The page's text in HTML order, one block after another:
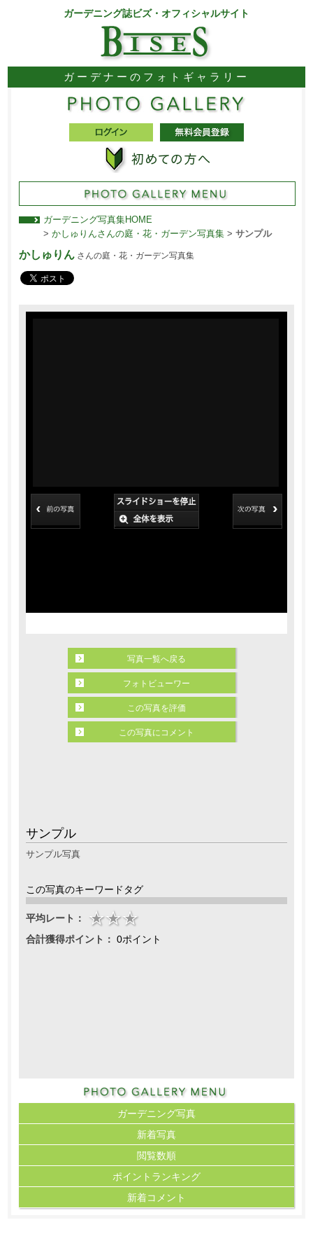
ガーデニング誌ビズ・オフィシャルサイト
ガーデナーのフォトギャラリー
ガーデニング写真集HOME
> かしゅりんさんの庭・花・ガーデン写真集> サンプル
かしゅりんさんの庭・花・ガーデン写真集
サンプル
サンプル写真
この写真のキーワードタグ
平均レート：
合計獲得ポイント： 0ポイント
写真一覧へ戻る
フォトビューワー
この写真を評価
この写真にコメント
ガーデニング写真
新着写真
閲覧数順
ポイント ランキング
新着コメント